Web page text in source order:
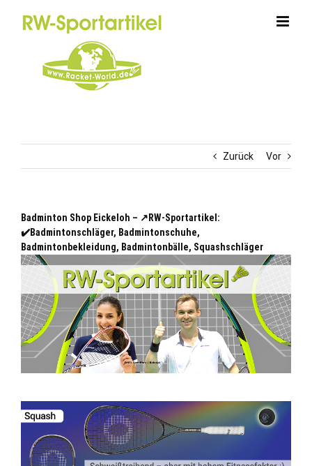
Zurück Vor
Badminton Shop Eickeloh – ↗️RW-Sportartikel:
✔️Badmintonschläger, Badmintonschuhe,
Badmintonbekleidung, Badmintonbälle, Squashschläger